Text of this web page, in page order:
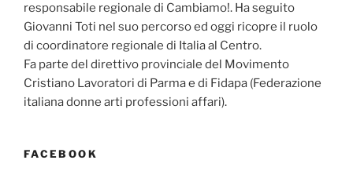
responsabile regionale di Cambiamo!. Ha seguito
Giovanni Toti nel suo percorso ed oggi ricopre il ruolo
di coordinatore regionale di Italia al Centro.
Fa parte del direttivo provinciale del Movimento
Cristiano Lavoratori di Parma e di Fidapa (Federazione
italiana donne arti professioni affari).
FACEBOOK